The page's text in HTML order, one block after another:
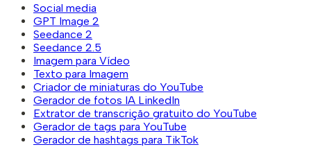
Social media
GPT Image 2
Seedance 2
Seedance 2.5
Imagem para Vídeo
Texto para Imagem
Criador de miniaturas do YouTube
Gerador de fotos IA LinkedIn
Extrator de transcrição gratuito do YouTube
Gerador de tags para YouTube
Gerador de hashtags para TikTok